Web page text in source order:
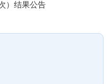
）结果公告